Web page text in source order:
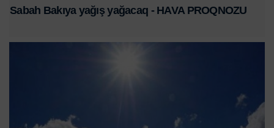
Sabah Bakıya yağış yağacaq - HAVA PROQNOZU